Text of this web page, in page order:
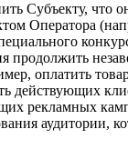
Субъекту, что
Оператора
продолжить
оплатить
действующих
рекламных
аудитории,